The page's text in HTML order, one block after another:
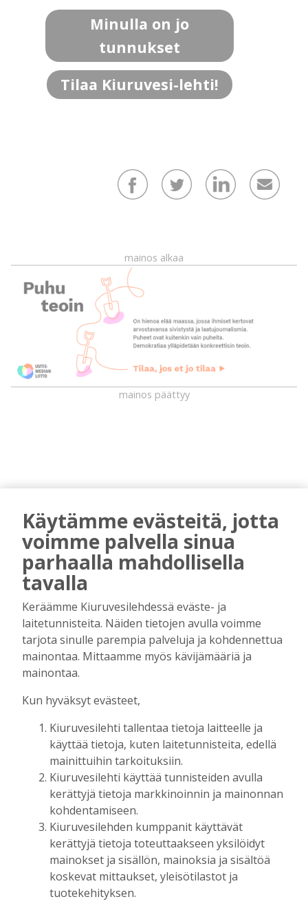
Minulla on jo
tunnukset
Tilaa Kiuruvesi-lehti!
mainos alkaa
mainos päättyy
AIEMMIN AIHEESTA
Golftapahtuma tuotti jälleen komeasti
julkaistaan loppuvuodesta
Tilaajille
Aku Laatikainen 7.8.2026 11:33
Kuorevirran urheilukentällä järjestetään
Tilaajille
KiuPan 11-vuotiaille pojille kultaa Kuopio
Cupista ylivoimaisen esityksen jälkeen
Tilaajille
Aku Laatikainen 3.8.2026 10:55
Salla Tompuri juoksi tuplakultaan – Silja
Auvinen ja Enni Pennanen heittivät
keihään joukkuemestareiksi
Tilaajille
Aku Laatikainen 3.8.2026 09:19
Käytämme evästeitä, jotta
voimme palvella sinua
parhaalla mahdollisella
tavalla
Keräämme Kiuruvesilehdessä eväste- ja
laitetunnisteita. Näiden tietojen avulla voimme
tarjota sinulle parempia palveluja ja kohdennettua
mainontaa. Mittaamme myös kävijämääriä ja
mainontaa.
Kun hyväksyt evästeet,
Kiuruvesilehti tallentaa tietoja laitteelle ja
käyttää tietoja, kuten laitetunnisteita, edellä
mainittuihin tarkoituksiin.
Kiuruvesilehti käyttää tunnisteiden avulla
kerättyjä tietoja markkinoinnin ja mainonnan
kohdentamiseen.
Kiuruvesilehden kumppanit käyttävät
kerättyjä tietoja toteuttaakseen yksilöidyt
mainokset ja sisällön, mainoksia ja sisältöä
koskevat mittaukset, yleisötilastot ja
tuotekehityksen.